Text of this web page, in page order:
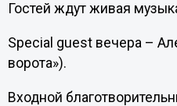
Гостей ждут живая
Special guest вечера –
ворота»).
Входной